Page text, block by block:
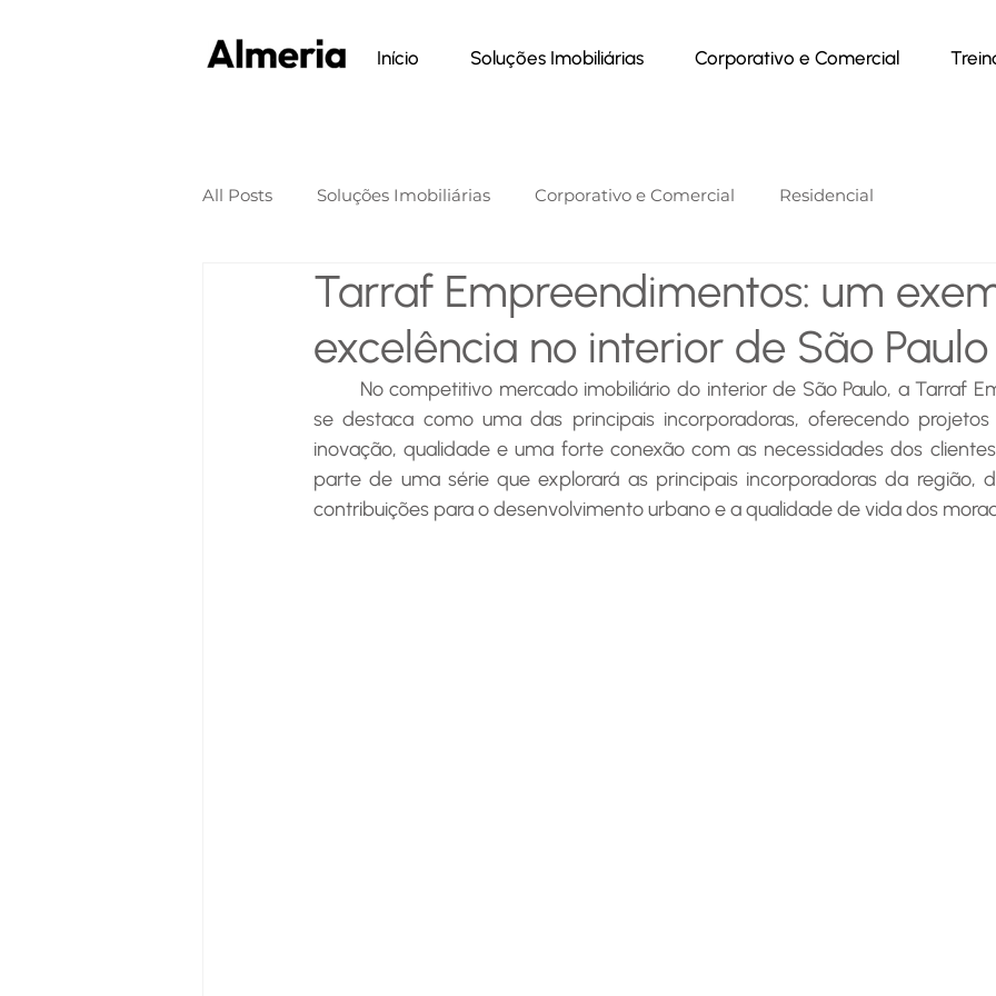
Início Soluções Imobiliárias Corporativo e Comercial
All Posts Soluções Imobiliárias Corporativo e Comercial Residencial
Tarraf Empreendimentos: um
excelência no interior de São Paulo
se destaca como uma das principais incorporadoras, oferecendo
inovação, qualidade e uma forte conexão com as necessidades dos
parte de uma série que explorará as principais incorporadoras da região,
contribuições para o desenvolvimento urbano e a qualidade de vida dos